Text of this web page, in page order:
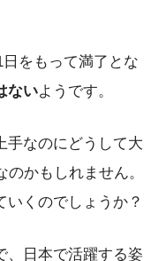
をもって満了とな
ないようです。
手なのにどうして大
かもしれません。
くのでしょうか？
、日本で活躍する姿